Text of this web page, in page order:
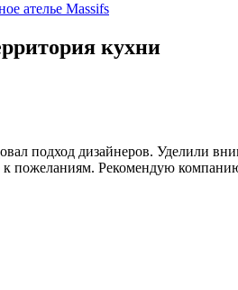
ателье Massifs
кухни
подход дизайнеров. Уделили
пожеланиям. Рекомендую